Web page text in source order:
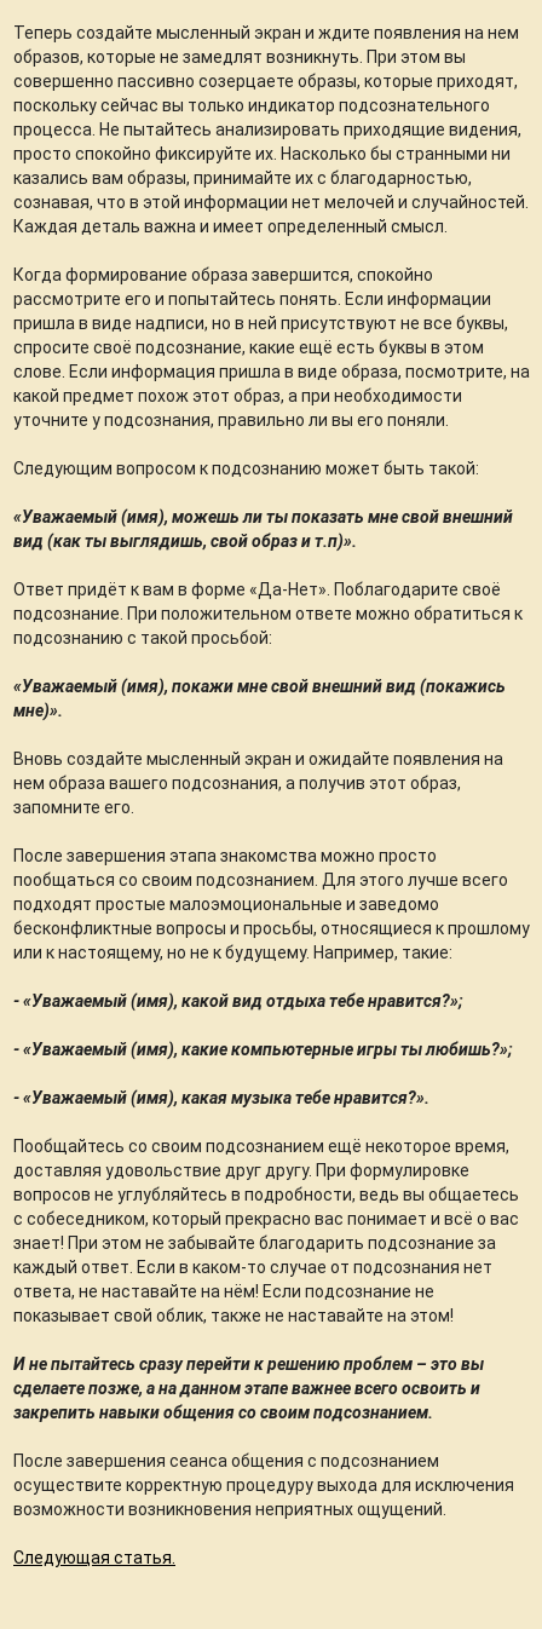
Теперь создайте мысленный экран и ждите появления на нем
образов, которые не замедлят возникнуть. При этом вы
совершенно пассивно созерцаете образы, которые приходят,
поскольку сейчас вы только индикатор подсознательного
процесса. Не пытайтесь анализировать приходящие видения,
просто спокойно фиксируйте их. Насколько бы странными ни
казались вам образы, принимайте их с благодарностью,
сознавая, что в этой информации нет мелочей и случайностей.
Каждая деталь важна и имеет определенный смысл.
Когда формирование образа завершится, спокойно
рассмотрите его и попытайтесь понять. Если информации
пришла в виде надписи, но в ней присутствуют не все буквы,
спросите своё подсознание, какие ещё есть буквы в этом
слове. Если информация пришла в виде образа, посмотрите, на
какой предмет похож этот образ, а при необходимости
уточните у подсознания, правильно ли вы его поняли.
Следующим вопросом к подсознанию может быть такой:
«Уважаемый (имя), можешь ли ты показать мне свой внешний
вид (как ты выглядишь, свой образ и т.п)».
Ответ придёт к вам в форме «Да-Нет». Поблагодарите своё
подсознание. При положительном ответе можно обратиться к
подсознанию с такой просьбой:
«Уважаемый (имя), покажи мне свой внешний вид (покажись
мне)».
Вновь создайте мысленный экран и ожидайте появления на
нем образа вашего подсознания, а получив этот образ,
запомните его.
После завершения этапа знакомства можно просто
пообщаться со своим подсознанием. Для этого лучше всего
подходят простые малоэмоциональные и заведомо
бесконфликтные вопросы и просьбы, относящиеся к прошлому
или к настоящему, но не к будущему. Например, такие:
- «Уважаемый (имя), какой вид отдыха тебе нравится?»;
- «Уважаемый (имя), какие компьютерные игры ты любишь?»;
- «Уважаемый (имя), какая музыка тебе нравится?».
Пообщайтесь со своим подсознанием ещё некоторое время,
доставляя удовольствие друг другу. При формулировке
вопросов не углубляйтесь в подробности, ведь вы общаетесь
с собеседником, который прекрасно вас понимает и всё о вас
знает! При этом не забывайте благодарить подсознание за
каждый ответ. Если в каком-то случае от подсознания нет
ответа, не наставайте на нём! Если подсознание не
показывает свой облик, также не наставайте на этом!
И не пытайтесь сразу перейти к решению проблем – это вы
сделаете позже, а на данном этапе важнее всего освоить и
закрепить навыки общения со своим подсознанием.
После завершения сеанса общения с подсознанием
осуществите корректную процедуру выхода для исключения
возможности возникновения неприятных ощущений.
Следующая статья.